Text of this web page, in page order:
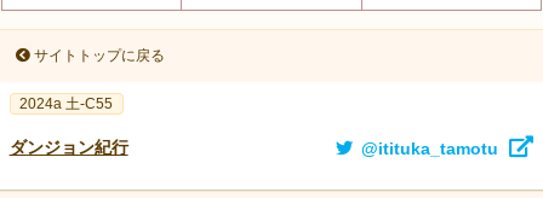
サイトトップに戻る
2024a 土-C55
ダンジョン紀行 @itituka_tamotu